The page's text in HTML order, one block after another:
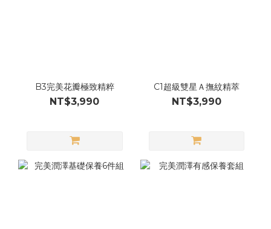
B3完美花瓣極致精粹
NT$3,990
C1超級雙星Ａ撫紋精萃
NT$3,990